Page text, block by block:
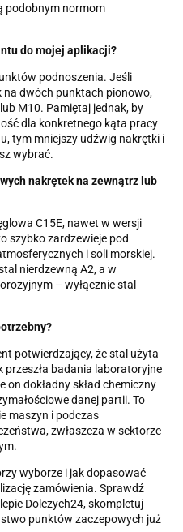
podobnym normom
do mojej aplikacji?
podnoszenia. Jeśli
dwóch punktach pionowo,
M10. Pamiętaj jednak, by
dla konkretnego kąta pracy
tym mniejszy udźwig nakrętki i
wybrać.
nakrętek na zewnątrz lub
C15E, nawet w wersji
szybko zardzewieje pod
i soli morskiej.
nierdzewną A2, a w
– wyłącznie stal
potwierdzający, że stal użyta
badania laboratoryjne
on dokładny skład chemiczny
danej partii. To
maszyn i podczas
zwłaszcza w sektorze
wyborze i jak dopasować
zamówienia. Sprawdź
Dolezych24, skompletuj
punktów zaczepowych już